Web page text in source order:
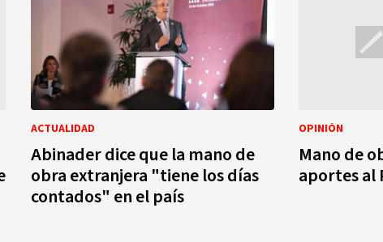
ACTUALIDAD
Abinader dice que la mano de
obra extranjera "tiene los días
contados" en el país
OPINIÓN
Mano de
aportes al